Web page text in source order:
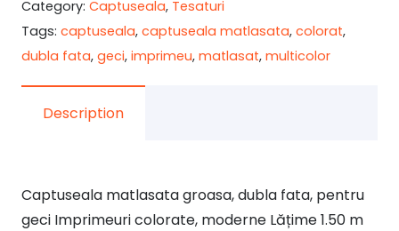
EXTREME
Category: Captuseala, Tesaturi
Tags: captuseala, captuseala matlasata, colorat,
dubla fata, geci, imprimeu, matlasat, multicolor
Description
Captuseala matlasata groasa, dubla fata, pentru
geci Imprimeuri colorate, moderne Lățime 1.50 m